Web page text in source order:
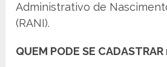
Administrativo de
(RANI).
QUEM PODE SE